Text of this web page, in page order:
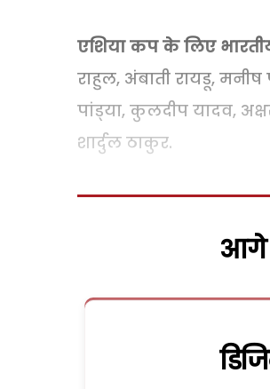
एशिया कप के लिए
राहुल, अंबाती रायडू,
पांड्‌या, कुलदीप यादव,
शार्दुल ठाकुर.
आगे